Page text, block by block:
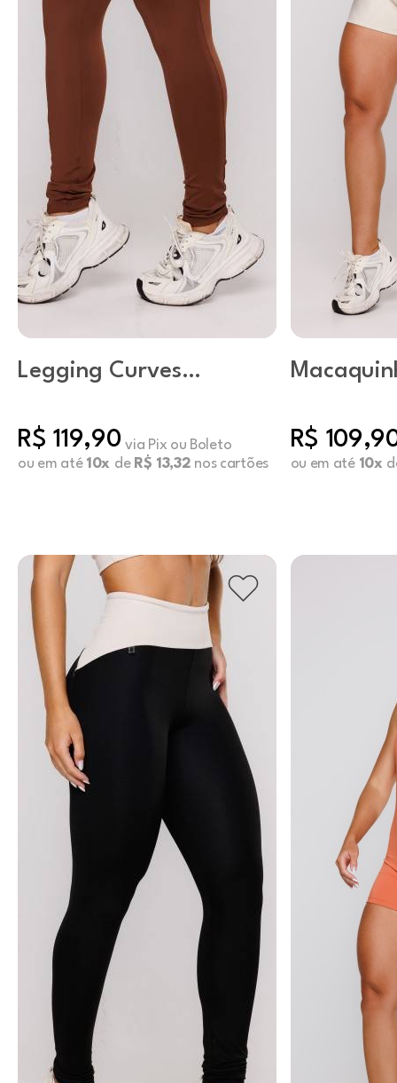
Legging Curves
R$ 119,90 via Pix ou Boleto
ou em até 10x de R$ 13,32 nos cartões
R$
ou em até 10x